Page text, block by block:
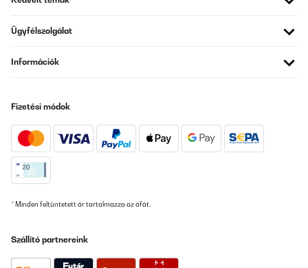
Ügyfélszolgálat
Információk
Fizetési módok
* Minden feltüntetett ár tartalmazza az áfát.
Szállító partnereink